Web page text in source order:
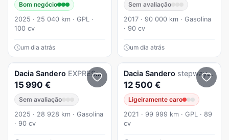
Bom negócio
2025 · 25 040 km · GPL ·
100 cv
um dia atrás
Sem avaliação
2017 · 90 000 km · Gasolina
· 90 cv
um dia atrás
Dacia Sandero EXPRESSION TCE 90
15 990 €
Sem avaliação
2025 · 28 928 km · Gasolina
· 90 cv
Dacia Sandero stepway bi-fuel
12 500 €
Ligeiramente caro
2021 · 99 999 km · GPL · 89
cv